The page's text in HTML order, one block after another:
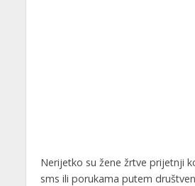
Nerijetko su žene žrtve prijetnji
sms ili porukama putem